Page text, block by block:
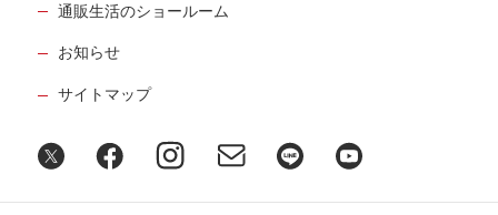
通販生活のショールーム
お知らせ
サイトマップ